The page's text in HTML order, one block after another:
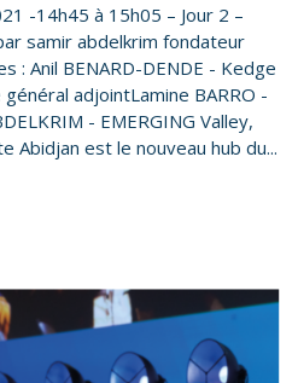
-14h45 à 15h05 – Jour 2 –
samir abdelkrim fondateur
: Anil BENARD-DENDE - Kedge
adjointLamine BARRO -
- EMERGING Valley,
Abidjan est le nouveau hub du...